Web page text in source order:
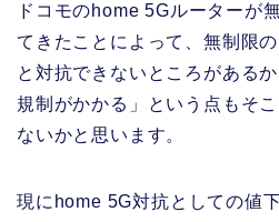
ドコモのhome 5Gルーターが
てきたことによって、無制限
と対抗できないところがある
規制がかかる」という点もそ
ないかと思います。
現にhome 5G対抗としての値